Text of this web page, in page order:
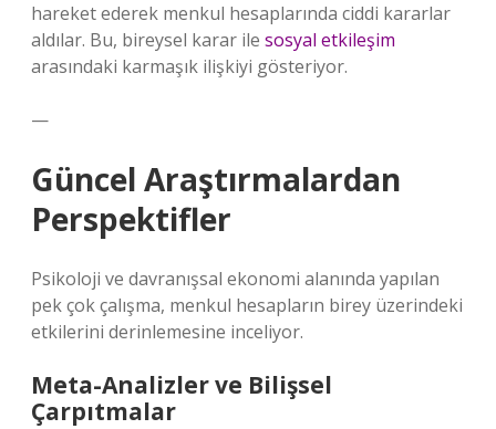
hareket ederek menkul hesaplarında ciddi kararlar
aldılar. Bu, bireysel karar ile sosyal etkileşim
arasındaki karmaşık ilişkiyi gösteriyor.
—
Güncel Araştırmalardan
Perspektifler
Psikoloji ve davranışsal ekonomi alanında yapılan
pek çok çalışma, menkul hesapların birey üzerindeki
etkilerini derinlemesine inceliyor.
Meta-Analizler ve Bilişsel
Çarpıtmalar